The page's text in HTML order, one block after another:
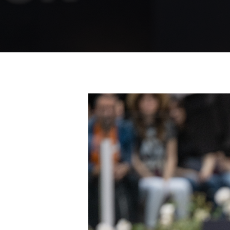
Premi invio per cercare oppure ESC per